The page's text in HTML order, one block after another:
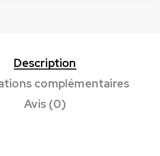
Description
complémentaires
Avis (0)